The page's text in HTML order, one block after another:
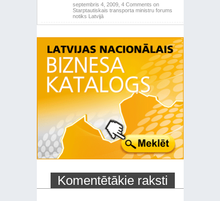
septembris 4, 2009, 4 Comments on
Starptautiskais transporta ministru forums
notiks Latvijā
Komentētākie raksti